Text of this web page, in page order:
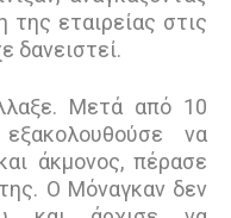
της εταιρείας στις
δανειστεί.
Μετά από 10
να
άκµονος, πέρασε
Ο Μόναγκαν δεν